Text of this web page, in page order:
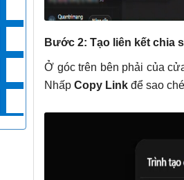
Bước 2: Tạo liên kết chia
Ở góc trên bên phải của
Nhấp Copy Link để sao